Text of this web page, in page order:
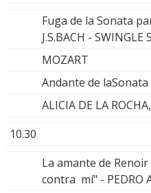
Fuga de la Sonata
J.S.BACH - SWINGLE
MOZART
Andante de
ALICIA DE LA
10.30
La amante de
contra mí" - PEDRO